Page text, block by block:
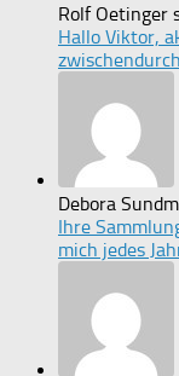
Rolf Oetinger
Hallo Viktor,
Debora
Ihre
mich jedes